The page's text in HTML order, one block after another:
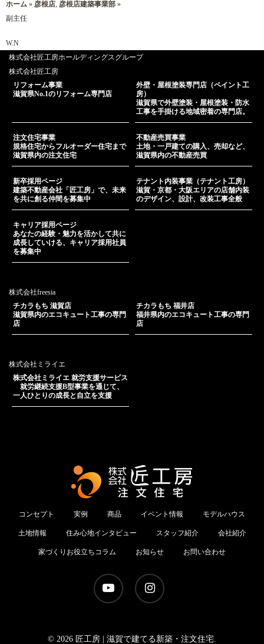
ホーム » 彦根店, 彦根店建築事業部 »
副主任
W.N
株式会社匠工房ホールディングスグループ
株式会社匠工房
リフォーム事業
滋賀県No.1のリフォーム専門店
外壁・屋根塗装専門店（ペイント工
房）
滋賀県で外壁塗装・屋根塗装・防水
工事を手掛ける地域密着の専門店。
注文住宅事業
規格住宅からフルオーダー住宅まで
滋賀県内の注文住宅
不動産売買事業
土地・一戸建ての購入、売却など、
滋賀県内の不動産売買
新卒採用ページ
建築不動産会社「匠工房」で、未来
を共に創る仲間を募集中
テナント内装事業（テナント工房）
滋賀・京都・大阪エリアの店舗内装
のデザイン、設計、改装工事全般
キャリア採用ページ
あなたの経験・魅力を活かして共に
成長していける、キャリア採用社員
を募集中
株式会社freesia
チカラもち 滋賀店
滋賀県内のエコキュート工事の専門
店
チカラもち 福井店
福井県内のエコキュート工事の専門
店
株式会社ミライエ
株式会社ミライエ 就労支援サービス
就労継続支援B型事業を通じて、
一人ひとりの成長と自立を支援
コンセプト 実例 商品 イベント情報 モデルハウス
土地情報 住み心地インタビュー スタッフ紹介 会社紹介
家づくりお役立ちコラム お知らせ お問い合わせ
youtube instagram
© 2026 匠工房 | 滋賀で建てる新築・注文住宅.